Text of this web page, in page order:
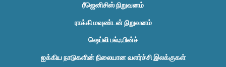
ரீஜெனிசிஸ் நிறுவனம்
ராக்கி மவுண்டன் நிறுவனம்
ஷெப்லி பல்ஃபின்ச்
ஐக்கிய நாடுகளின் நிலையான வளர்ச்சி இலக்குகள்